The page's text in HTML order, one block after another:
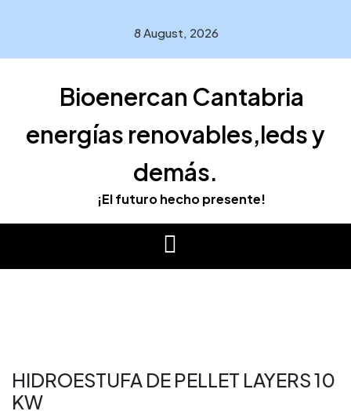
8 August, 2026
Bioenercan Cantabria
energías renovables,leds y
demás.
¡El futuro hecho presente!
HIDROESTUFA DE PELLET LAYERS 10
KW